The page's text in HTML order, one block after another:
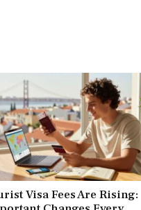
Visa Fees Are Rising: